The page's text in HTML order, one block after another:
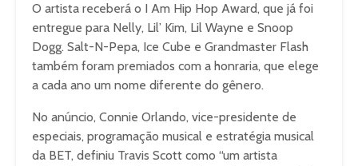
O artista receberá o I Am Hip Hop Award, que já foi
entregue para Nelly, Lil’ Kim, Lil Wayne e Snoop
Dogg. Salt-N-Pepa, Ice Cube e Grandmaster Flash
também foram premiados com a honraria, que elege
a cada ano um nome diferente do gênero.
No anúncio, Connie Orlando, vice-presidente de
especiais, programação musical e estratégia musical
da BET, definiu Travis Scott como “um artista